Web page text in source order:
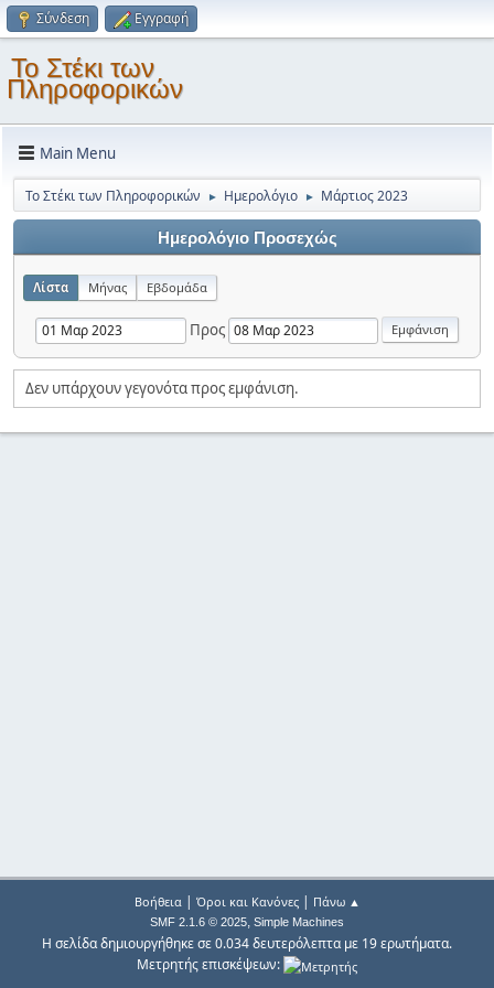
Σύνδεση Εγγραφή
Το Στέκι των
Πληροφορικών
Main Menu
Το Στέκι των Πληροφορικών ► Ημερολόγιο ► Μάρτιος 2023
Ημερολόγιο Προσεχώς
Λίστα Μήνας Εβδομάδα
Προς
Δεν υπάρχουν γεγονότα προς εμφάνιση.
Βοήθεια| Όροι και Κανόνες| Πάνω ▲
SMF 2.1.6 © 2025, Simple Machines
Η σελίδα δημιουργήθηκε σε 0.034 δευτερόλεπτα με 19 ερωτήματα.
Μετρητής επισκέψεων: